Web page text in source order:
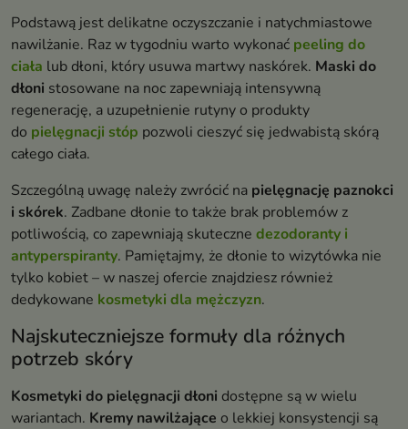
Podstawą jest delikatne oczyszczanie i natychmiastowe
nawilżanie. Raz w tygodniu warto wykonać peeling do
ciała lub dłoni, który usuwa martwy naskórek. Maski do
dłoni stosowane na noc zapewniają intensywną
regenerację, a uzupełnienie rutyny o produkty
do pielęgnacji stóp pozwoli cieszyć się jedwabistą skórą
całego ciała.
Szczególną uwagę należy zwrócić na pielęgnację paznokci
i skórek. Zadbane dłonie to także brak problemów z
potliwością, co zapewniają skuteczne dezodoranty i
antyperspiranty. Pamiętajmy, że dłonie to wizytówka nie
tylko kobiet – w naszej ofercie znajdziesz również
dedykowane kosmetyki dla mężczyzn.
Najskuteczniejsze formuły dla różnych
potrzeb skóry
Kosmetyki do pielęgnacji dłoni dostępne są w wielu
wariantach. Kremy nawilżające o lekkiej konsystencji są